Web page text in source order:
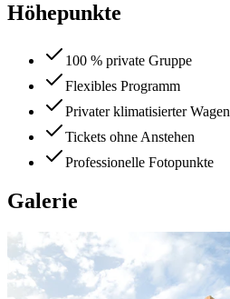
Höhepunkte
100 % private Gruppe
Flexibles Programm
Privater klimatisierter Wagen
Tickets ohne Anstehen
Professionelle Fotopunkte
Galerie